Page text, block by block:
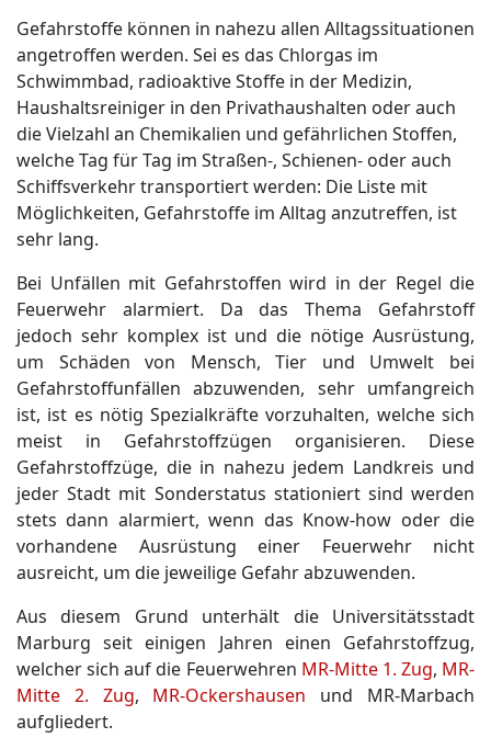
Gefahrstoffe können in nahezu allen Alltagssituationen
angetroffen werden. Sei es das Chlorgas im
Schwimmbad, radioaktive Stoffe in der Medizin,
Haushaltsreiniger in den Privathaushalten oder auch
die Vielzahl an Chemikalien und gefährlichen Stoffen,
welche Tag für Tag im Straßen-, Schienen- oder auch
Schiffsverkehr transportiert werden: Die Liste mit
Möglichkeiten, Gefahrstoffe im Alltag anzutreffen, ist
sehr lang.
Bei Unfällen mit Gefahrstoffen wird in der Regel die
Feuerwehr alarmiert. Da das Thema Gefahrstoff
jedoch sehr komplex ist und die nötige Ausrüstung,
um Schäden von Mensch, Tier und Umwelt bei
Gefahrstoffunfällen abzuwenden, sehr umfangreich
ist, ist es nötig Spezialkräfte vorzuhalten, welche sich
meist in Gefahrstoffzügen organisieren. Diese
Gefahrstoffzüge, die in nahezu jedem Landkreis und
jeder Stadt mit Sonderstatus stationiert sind werden
stets dann alarmiert, wenn das Know-how oder die
vorhandene Ausrüstung einer Feuerwehr nicht
ausreicht, um die jeweilige Gefahr abzuwenden.
Aus diesem Grund unterhält die Universitätsstadt
Marburg seit einigen Jahren einen Gefahrstoffzug,
welcher sich auf die Feuerwehren MR-Mitte 1. Zug, MR-
Mitte 2. Zug, MR-Ockershausen und MR-Marbach
aufgliedert.